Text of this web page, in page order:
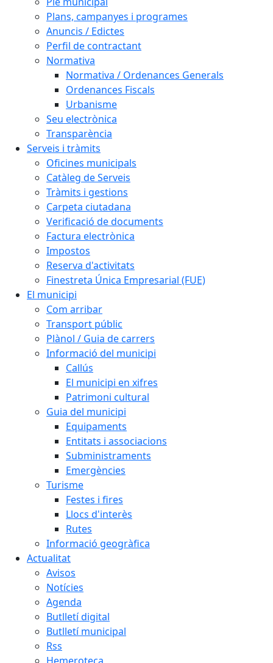
Plans, campanyes i programes
Anuncis / Edictes
Perfil de contractant
Normativa
Normativa / Ordenances Generals
Ordenances Fiscals
Urbanisme
Seu electrònica
Transparència
Serveis i tràmits
Oficines municipals
Catàleg de Serveis
Tràmits i gestions
Carpeta ciutadana
Verificació de documents
Factura electrònica
Impostos
Reserva d'activitats
Finestreta Única Empresarial (FUE)
El municipi
Com arribar
Transport públic
Plànol / Guia de carrers
Informació del municipi
Callús
El municipi en xifres
Patrimoni cultural
Guia del municipi
Equipaments
Entitats i associacions
Subministraments
Emergències
Turisme
Festes i fires
Llocs d'interès
Rutes
Informació geogràfica
Actualitat
Avisos
Notícies
Agenda
Butlletí digital
Butlletí municipal
Rss